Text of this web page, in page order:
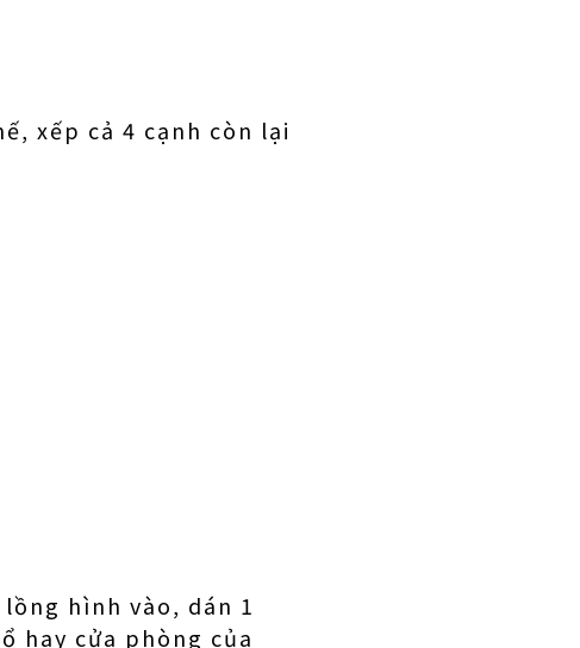
xếp cả 4 cạnh còn lại
hình vào, dán 1
hay cửa phòng của